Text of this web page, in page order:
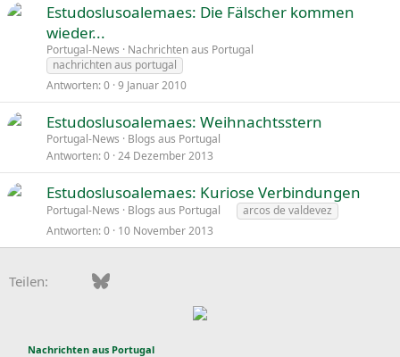
Estudoslusoalemaes: Die Fälscher kommen
wieder...
Portugal-News
Nachrichten aus Portugal
nachrichten aus portugal
Antworten 0 9 Januar 2010
Estudoslusoalemaes: Weihnachtsstern
Portugal-News
Blogs aus Portugal
Antworten 0 24 Dezember 2013
Estudoslusoalemaes: Kuriose Verbindungen
Portugal-News Blogs aus Portugal
arcos de valdevez
Antworten 0 10 November 2013
Teilen: FacebookBluesky
Nachrichten aus Portugal